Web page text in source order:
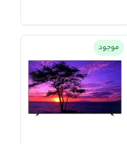
موجود